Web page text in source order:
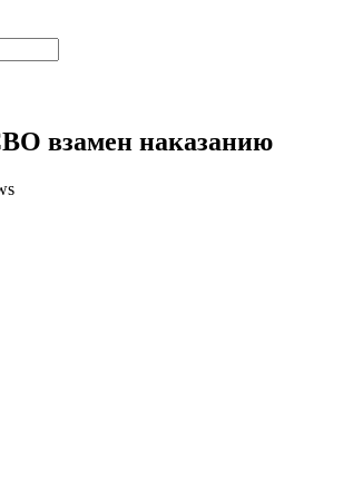
взамен наказанию